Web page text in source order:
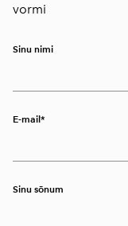
vormi
Sinu nimi
E-mail
Sinu sõnum